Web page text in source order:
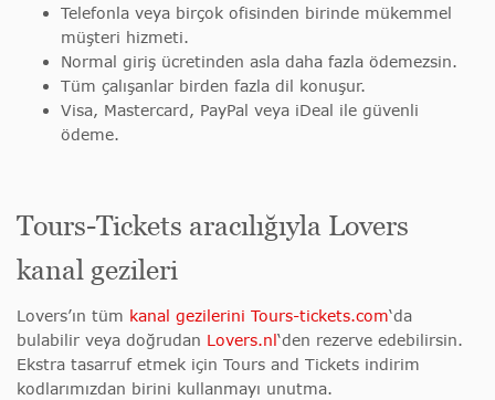
Telefonla veya birçok ofisinden birinde mükemmel
müşteri hizmeti.
Normal giriş ücretinden asla daha fazla ödemezsin.
Tüm çalışanlar birden fazla dil konuşur.
Visa, Mastercard, PayPal veya iDeal ile güvenli
ödeme.
Tours-Tickets aracılığıyla Lovers
kanal gezileri
Lovers’ın tüm kanal gezilerini Tours-tickets.com‘da
bulabilir veya doğrudan Lovers.nl‘den rezerve edebilirsin.
Ekstra tasarruf etmek için Tours and Tickets indirim
kodlarımızdan birini kullanmayı unutma.